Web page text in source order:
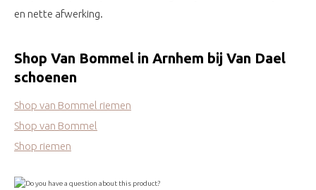
en nette afwerking.
Shop Van Bommel in Arnhem bij Van Dael
schoenen
Shop van Bommel riemen
Shop van Bommel
Shop riemen